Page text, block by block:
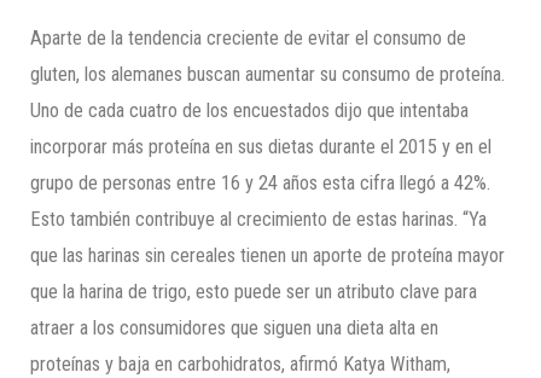
Aparte de la tendencia creciente de evitar el consumo de
gluten, los alemanes buscan aumentar su consumo de proteína.
Uno de cada cuatro de los encuestados dijo que intentaba
incorporar más proteína en sus dietas durante el 2015 y en el
grupo de personas entre 16 y 24 años esta cifra llegó a 42%.
Esto también contribuye al crecimiento de estas harinas. “Ya
que las harinas sin cereales tienen un aporte de proteína mayor
que la harina de trigo, esto puede ser un atributo clave para
atraer a los consumidores que siguen una dieta alta en
proteínas y baja en carbohidratos, afirmó Katya Witham,